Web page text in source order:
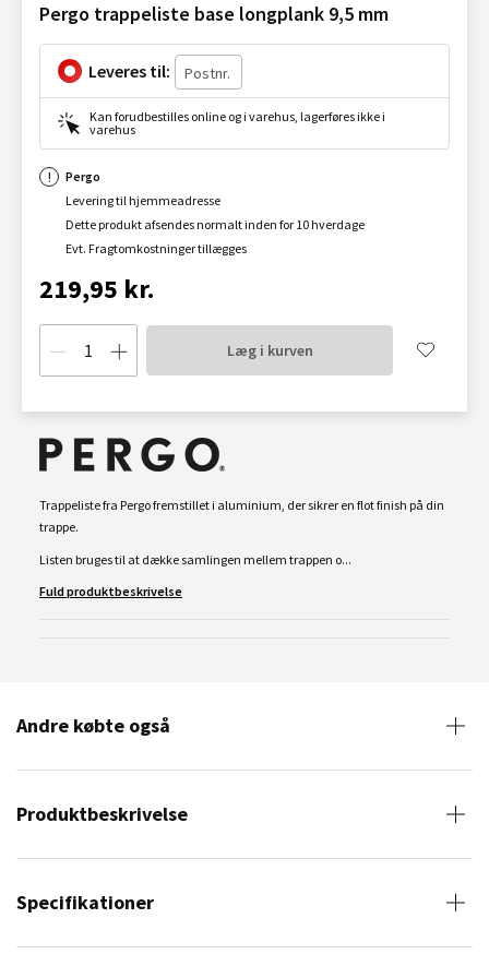
Pergo trappeliste base longplank 9,5 mm
Leveres til:
Kan forudbestilles online og i varehus, lagerføres ikke i
varehus
Pergo
Levering til hjemmeadresse
Dette produkt afsendes normalt inden for 10 hverdage
Evt. Fragtomkostninger tillægges
219,95 kr.
Læg i kurven
Trappeliste fra Pergo fremstillet i aluminium, der sikrer en flot finish på din
trappe.
Listen bruges til at dække samlingen mellem trappen o...
Fuld produktbeskrivelse
Andre købte også
Produktbeskrivelse
Specifikationer